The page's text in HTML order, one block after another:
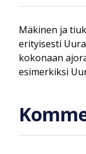
Mäkinen ja
erityisesti
kokonaan
esimerkiksi